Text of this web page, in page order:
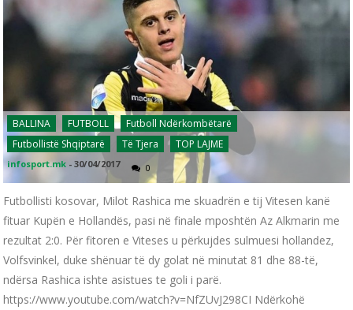
BALLINA FUTBOLL
Futboll Ndërkombëtarë
Futbollistë Shqiptarë
Të Tjera TOP LAJME
infosport.mk -30/04/2017 0
Futbollisti kosovar, Milot Rashica me skuadrën e tij Vitesen kanë
fituar Kupën e Hollandës, pasi në finale mposhtën Az Alkmarin me
rezultat 2:0. Për fitoren e Viteses u përkujdes sulmuesi hollandez,
Volfsvinkel, duke shënuar të dy golat në minutat 81 dhe 88-të,
ndërsa Rashica ishte asistues te goli i parë.
https://www.youtube.com/watch?v=NfZUvJ298CI Ndërkohë